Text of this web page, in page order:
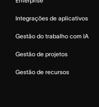
Integrações de aplicativos
Gestão do trabalho com IA
Gestão de projetos
Gestão de recursos